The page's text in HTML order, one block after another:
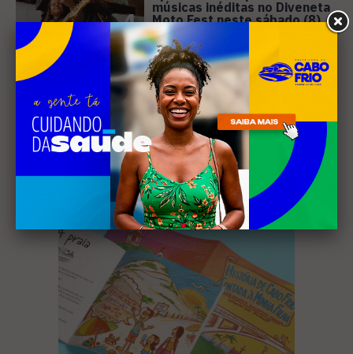
4
músicas inéditas no Diveneta
Moto Fest neste sábado (8)
Receba nossa
newsletter